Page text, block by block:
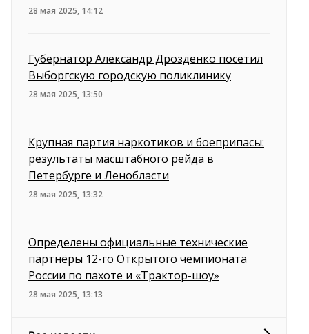
28 мая 2025, 14:12
Губернатор Александр Дрозденко посетил
Выборгскую городскую поликлинику
28 мая 2025, 13:50
Крупная партия наркотиков и боеприпасы:
результаты масштабного рейда в
Петербурге и Ленобласти
28 мая 2025, 13:32
Определены официальные технические
партнёры 12-го Открытого чемпионата
России по пахоте и «Трактор-шоу»
28 мая 2025, 13:13